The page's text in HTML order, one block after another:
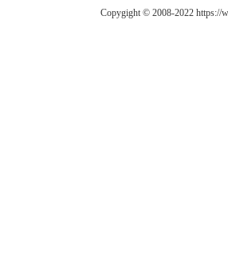
Copygight © 2008-2022 https://